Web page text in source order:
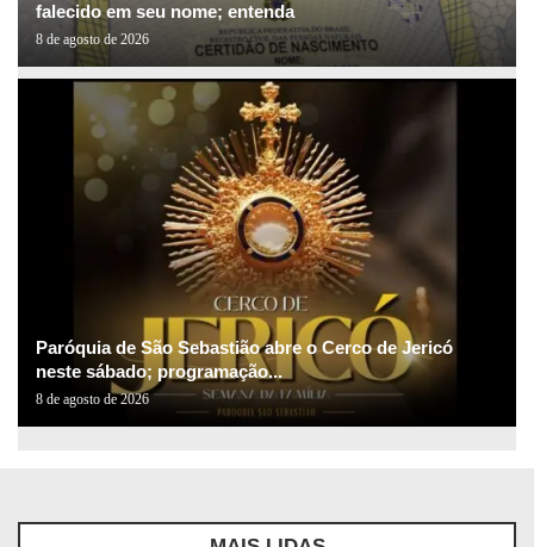
falecido em seu nome; entenda
8 de agosto de 2026
Paróquia de São Sebastião abre o Cerco de Jericó
neste sábado; programação...
8 de agosto de 2026